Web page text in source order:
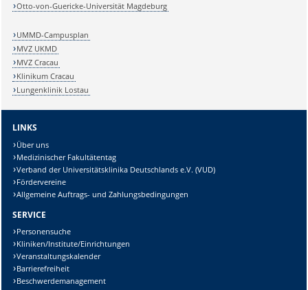
Otto-von-Guericke-Universität Magdeburg
UMMD-Campusplan
MVZ UKMD
MVZ Cracau
Klinikum Cracau
Lungenklinik Lostau
LINKS
Über uns
Medizinischer Fakultätentag
Verband der Universitätsklinika Deutschlands e.V. (VUD)
Fördervereine
Allgemeine Auftrags- und Zahlungsbedingungen
SERVICE
Personensuche
Kliniken/Institute/Einrichtungen
Veranstaltungskalender
Barrierefreiheit
Beschwerdemanagement